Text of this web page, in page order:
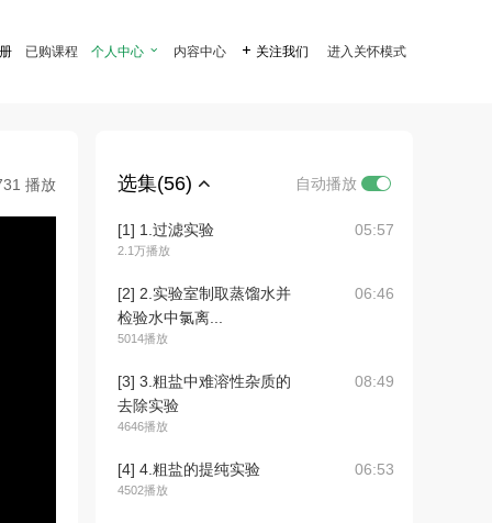
已购课程 个人中心  内容中心  关注我们 进入关怀模式
播放 选集(56) 自动播放
[1] 1.过滤实验
2.1万播放
05:57
[2] 2.实验室制取蒸馏水并
检验水中氯离...
5014播放
06:46
[3] 3.粗盐中难溶性杂质的
去除实验
4646播放
08:49
[4] 4.粗盐的提纯实验
4502播放
06:53